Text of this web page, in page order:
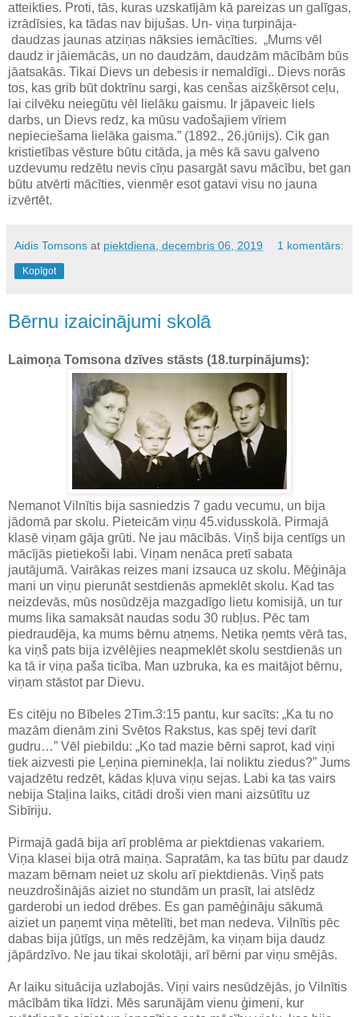
atteikties. Proti, tās, kuras uzskatījām kā pareizas un galīgas,
izrādīsies, ka tādas nav bijušas. Un- viņa turpināja-
daudzas jaunas atziņas nāksies iemācīties. „Mums vēl
daudz ir jāiemācās, un no daudzām, daudzām mācībām būs
jāatsakās. Tikai Dievs un debesis ir nemaldīgi.. Dievs norās
tos, kas grib būt doktrīnu sargi, kas cenšas aizšķērsot ceļu,
lai cilvēku neiegūtu vēl lielāku gaismu. Ir jāpaveic liels
darbs, un Dievs redz, ka mūsu vadošajiem vīriem
nepieciešama lielāka gaisma.” (1892., 26.jūnijs). Cik gan
kristietības vēsture būtu citāda, ja mēs kā savu galveno
uzdevumu redzētu nevis cīņu pasargāt savu mācību, bet gan
būtu atvērti mācīties, vienmēr esot gatavi visu no jauna
izvērtēt.
Aidis Tomsons at piektdiena, decembris 06, 2019 1 komentārs:
Kopīgot
Bērnu izaicinājumi skolā
Laimoņa Tomsona dzīves stāsts (18.turpinājums):
Nemanot Vilnītis bija sasniedzis 7 gadu vecumu, un bija
jādomā par skolu. Pieteicām viņu 45.vidusskolā. Pirmajā
klasē viņam gāja grūti. Ne jau mācībās. Viņš bija centīgs un
mācījās pietiekoši labi. Viņam nenāca pretī sabata
jautājumā. Vairākas reizes mani izsauca uz skolu. Mēģināja
mani un viņu pierunāt sestdienās apmeklēt skolu. Kad tas
neizdevās, mūs nosūdzēja mazgadīgo lietu komisijā, un tur
mums lika samaksāt naudas sodu 30 rubļus. Pēc tam
piedraudēja, ka mums bērnu atņems. Netika ņemts vērā tas,
ka viņš pats bija izvēlējies neapmeklēt skolu sestdienās un
ka tā ir viņa paša ticība. Man uzbruka, ka es maitājot bērnu,
viņam stāstot par Dievu.
Es citēju no Bībeles 2Tim.3:15 pantu, kur sacīts: „Ka tu no
mazām dienām zini Svētos Rakstus, kas spēj tevi darīt
gudru…” Vēl piebildu: „Ko tad mazie bērni saprot, kad viņi
tiek aizvesti pie Ļeņina pieminekļa, lai noliktu ziedus?” Jums
vajadzētu redzēt, kādas kļuva viņu sejas. Labi ka tas vairs
nebija Staļina laiks, citādi droši vien mani aizsūtītu uz
Sibīriju.
Pirmajā gadā bija arī problēma ar piektdienas vakariem.
Viņa klasei bija otrā maiņa. Sapratām, ka tas būtu par daudz
mazam bērnam neiet uz skolu arī piektdienās. Viņš pats
neuzdrošinājās aiziet no stundām un prasīt, lai atslēdz
garderobi un iedod drēbes. Es gan pamēģināju sākumā
aiziet un paņemt viņa mētelīti, bet man nedeva. Vilnītis pēc
dabas bija jūtīgs, un mēs redzējām, ka viņam bija daudz
jāpārdzīvo. Ne jau tikai skolotāji, arī bērni par viņu smējās.
Ar laiku situācija uzlabojās. Viņi vairs nesūdzējās, jo Vilnītis
mācībām tika līdzi. Mēs sarunājām vienu ģimeni, kur